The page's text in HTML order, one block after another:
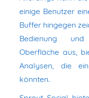
einige Benutzer
Buffer hingegen
Bedienung
Oberfläche aus,
Analysen, die
könnten.